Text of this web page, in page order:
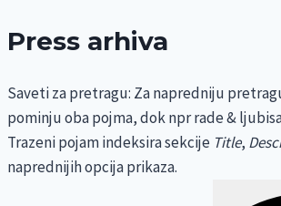
Press arhiva
Saveti za pretragu: Za napredniju
pominju oba pojma, dok npr rade &
Trazeni pojam indeksira sekcije Title,
naprednijih opcija prikaza.